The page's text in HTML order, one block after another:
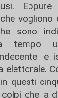
Eppure
vogliono
sono
tempo
le
elettorale.
questi
che la